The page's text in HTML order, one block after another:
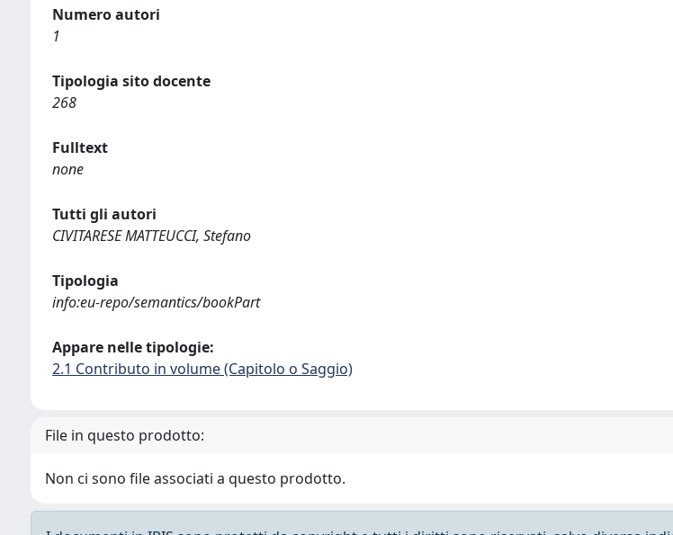
Numero autori
1
Tipologia sito docente
268
Fulltext
none
Tutti gli autori
CIVITARESE MATTEUCCI, Stefano
Tipologia
info:eu-repo/semantics/bookPart
Appare nelle tipologie:
2.1 Contributo in volume (Capitolo o Saggio)
File in questo prodotto:
Non ci sono file associati a questo prodotto.